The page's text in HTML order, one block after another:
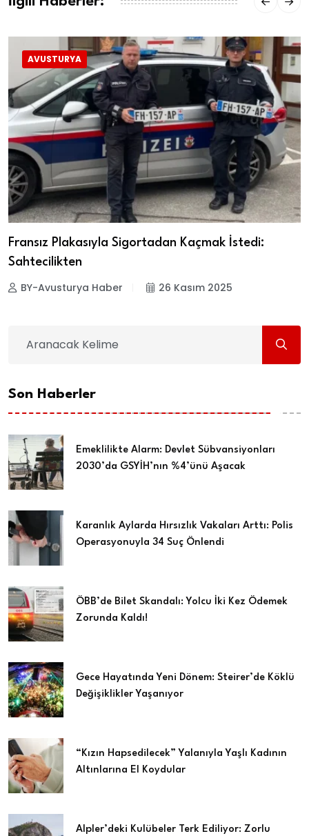
AVUSTURYA
Fransız Plakasıyla Sigortadan Kaçmak İstedi:
Sahtecilikten
BY-Avusturya Haber 26 Kasım 2025
Son Haberler
Emeklilikte Alarm: Devlet Sübvansiyonları
2030’da GSYİH’nın %4’ünü Aşacak
Karanlık Aylarda Hırsızlık Vakaları Arttı: Polis
Operasyonuyla 34 Suç Önlendi
ÖBB’de Bilet Skandalı: Yolcu İki Kez Ödemek
Zorunda Kaldı!
Gece Hayatında Yeni Dönem: Steirer’de Köklü
Değişiklikler Yaşanıyor
“Kızın Hapsedilecek” Yalanıyla Yaşlı Kadının
Altınlarına El Koydular
Alpler’deki Kulübeler Terk Ediliyor: Zorlu